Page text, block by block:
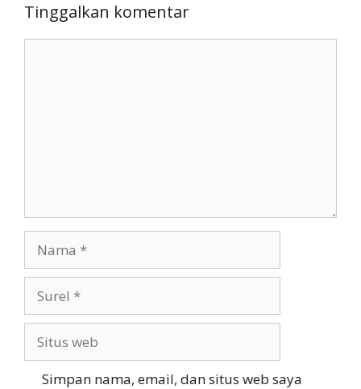
Tinggalkan komentar
web
Simpan nama, email, dan situs web saya